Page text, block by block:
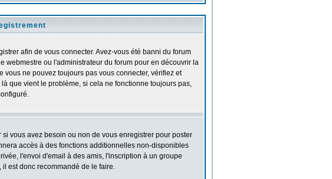
afin de vous connecter. Avez-vous été banni du forum
webmestre ou l'administrateur du forum pour en découvrir la
ne pouvez toujours pas vous connecter, vérifiez et
que vient le problème, si cela ne fonctionne toujours pas,
vous avez besoin ou non de vous enregistrer pour poster
accès à des fonctions additionnelles non-disponibles
l'envoi d'email à des amis, l'inscription à un groupe
est donc recommandé de le faire.